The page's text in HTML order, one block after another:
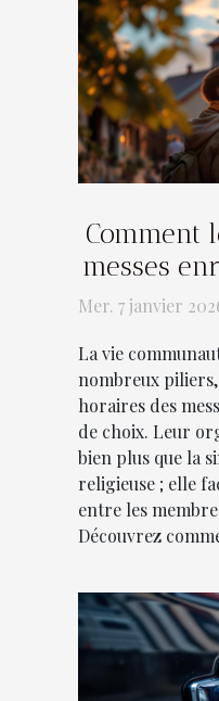
Comment
messes
Mer. 7 janvier
La vie
nombreux
horaires des
de choix. Leur
bien plus que la
religieuse ; elle
entre les
Découvrez